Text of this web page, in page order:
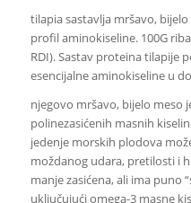
tilapia sastavlja mršavo,
profil aminokiseline. 100G
RDI).Sastav proteina tilapije
esencijalne aminokiseline u
njegovo mršavo, bijelo meso
polinezasićenih masnih
jedenje morskih plodova
moždanog udara, pretilosti i
manje zasićena, ali ima puno
uključujući omega-3 masne